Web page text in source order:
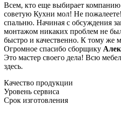
Всем, кто еще выбирает компанию
советую Кухни мол! Не
спальню. Начиная с обсуждения
монтажом никаких проблем не
быстро и качественно. К тому же
Огромное спасибо сборщику
Это мастер своего дела! Всю
здесь.
Качество продукции
Уровень сервиса
Срок изготовления